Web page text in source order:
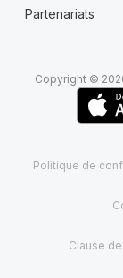
Partenariats
Copyright ©
Politique de
Clause